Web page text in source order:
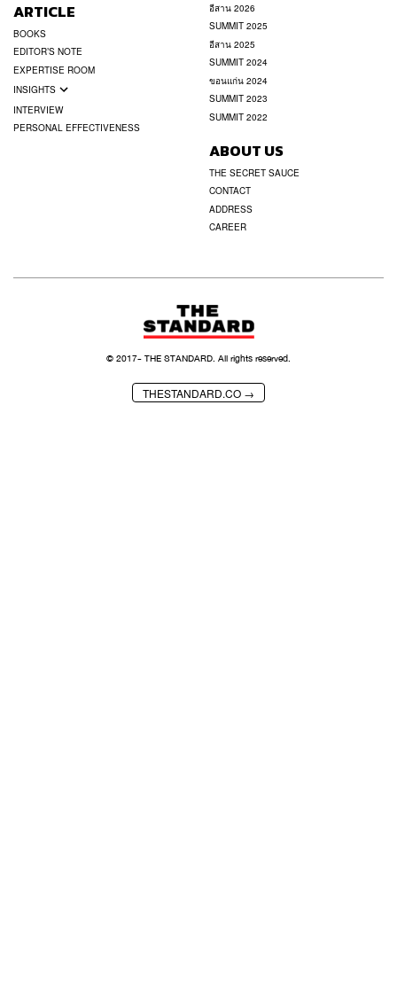
ARTICLE
BOOKS
EDITOR’S NOTE
EXPERTISE ROOM
INSIGHTS
INTERVIEW
PERSONAL EFFECTIVENESS
อีสาน 2026
SUMMIT 2025
อีสาน 2025
SUMMIT 2024
ขอนแก่น 2024
SUMMIT 2023
SUMMIT 2022
ABOUT US
THE SECRET SAUCE
CONTACT
ADDRESS
CAREER
THESTANDARD.CO →
© 2017-THE STANDARD. All rights reserved.